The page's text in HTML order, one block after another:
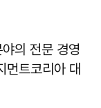
의 전문 경영
먼트코리아 대